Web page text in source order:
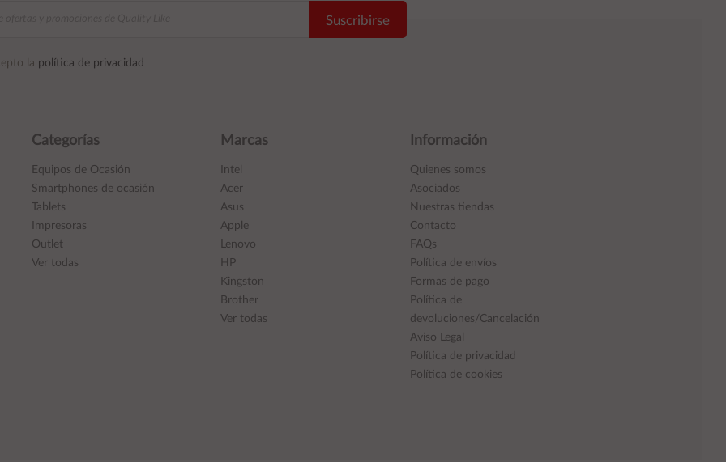
Suscribirse
la política de privacidad
Categorías
Equipos de Ocasión
Smartphones de ocasión
Tablets
Impresoras
Outlet
Ver todas
Marcas
Intel
Acer
Asus
Apple
Lenovo
HP
Kingston
Brother
Ver todas
Información
Quienes somos
Asociados
Nuestras tiendas
Contacto
FAQs
Política de envíos
Formas de pago
Política de
devoluciones/Cancelación
Aviso Legal
Política de privacidad
Política de cookies